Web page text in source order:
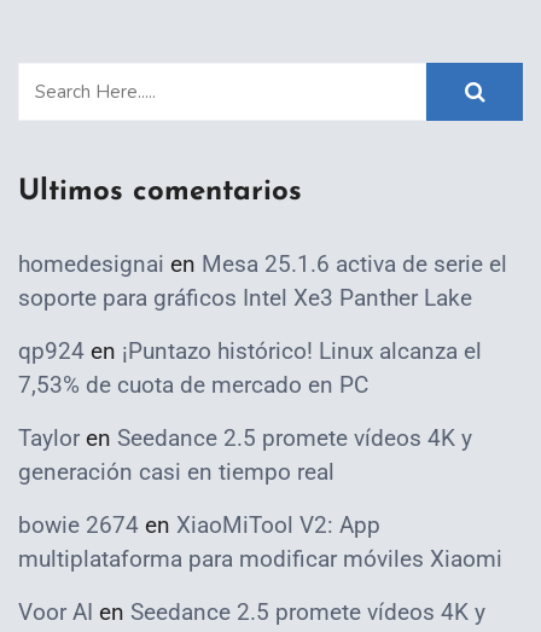
Ultimos comentarios
homedesignai en Mesa 25.1.6 activa de serie el
soporte para gráficos Intel Xe3 Panther Lake
qp924 en ¡Puntazo histórico! Linux alcanza el
7,53% de cuota de mercado en PC
Taylor en Seedance 2.5 promete vídeos 4K y
generación casi en tiempo real
bowie 2674 en XiaoMiTool V2: App
multiplataforma para modificar móviles Xiaomi
Voor AI en Seedance 2.5 promete vídeos 4K y